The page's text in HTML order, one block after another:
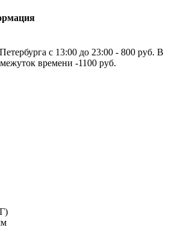
с 13:00 до 23:00 - 800 руб. В
времени -1100 руб.